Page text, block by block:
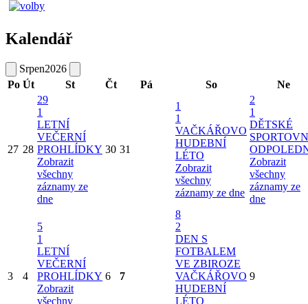
Kalendář
Srpen2026
Po Út St Čt Pá So Ne
27 28
29
1
LETNÍ
VEČERNÍ
PROHLÍDKY
Zobrazit
všechny
záznamy ze
dne
30 31
1
1
VAČKÁŘOVO
HUDEBNÍ
LÉTO
Zobrazit
všechny
záznamy ze dne
2
1
DĚTSKÉ
Zobrazit
všechny
záznamy ze
dne
3 4
5
1
LETNÍ
VEČERNÍ
PROHLÍDKY
Zobrazit
všechny
6 7
8
2
DEN S
FOTBALEM
VE ZBIROZE
VAČKÁŘOVO
HUDEBNÍ
LÉTO
9